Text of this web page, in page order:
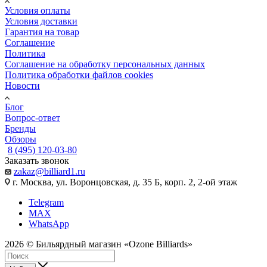
Условия оплаты
Условия доставки
Гарантия на товар
Соглашение
Политика
Соглашение на обработку персональных данных
Политика обработки файлов cookies
Новости
Блог
Вопрос-ответ
Бренды
Обзоры
8 (495) 120-03-80
Заказать звонок
zakaz@billiard1.ru
г. Москва, ул. Воронцовская, д. 35 Б, корп. 2, 2-ой этаж
Telegram
MAX
WhatsApp
2026 © Бильярдный магазин «Ozone Billiards»